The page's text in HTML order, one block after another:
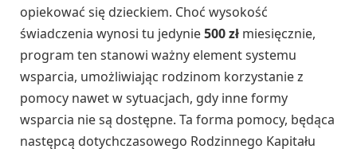
opiekować się dzieckiem. Choć wysokość
świadczenia wynosi tu jedynie500 zł miesięcznie,
program ten stanowi ważny element systemu
wsparcia, umożliwiając rodzinom korzystanie z
pomocy nawet w sytuacjach, gdy inne formy
wsparcia nie są dostępne. Ta forma pomocy, będąca
następcą dotychczasowego Rodzinnego Kapitału